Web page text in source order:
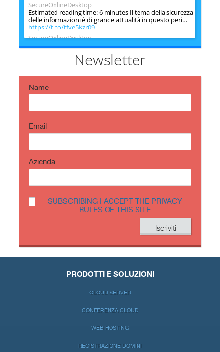
SecureOnlineDesktop
Estimated reading time: 6 minutes Il tema della sicurezza
delle informazioni è di grande attualità in questo peri…
https://t.co/tfve5Kzr09
SecureOnlineDesktop
Estimated reading time: 6 minutes The issue of
information security is very topical in this historical
https://t.co/TP8gvdRcrFNewsletter
Name
Email
Azienda
SUBSCRIBING I ACCEPT THE PRIVACY
RULES OF THIS SITE
PRODOTTI E SOLUZIONI
CLOUD SERVER
CONFERENZA CLOUD
WEB HOSTING
REGISTRAZIONE DOMINI